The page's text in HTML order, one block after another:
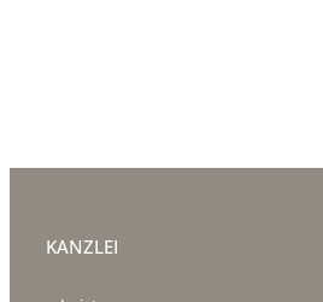
KANZLEI